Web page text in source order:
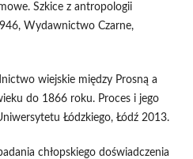
Szkice z antropologii
Wydawnictwo Czarne,
wiejskie między Prosną a
do 1866 roku. Proces i jego
Łódzkiego, Łódź 2013.
chłopskiego doświadczenia